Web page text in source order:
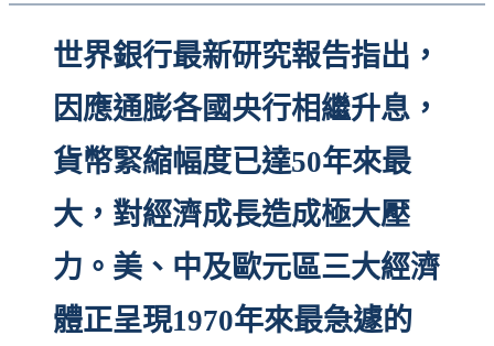
世界銀行最新研究報告指出，
因應通膨各國央行相繼升息，
貨幣緊縮幅度已達50年來最
大，對經濟成長造成極大壓
力。美、中及歐元區三大經濟
體正呈現1970年來最急遽的